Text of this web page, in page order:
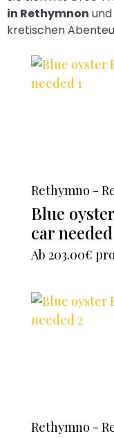
in Rethymnon
kretischen
Rethymno -
Blue
car needed
Ab 203.00€
Rethymno -